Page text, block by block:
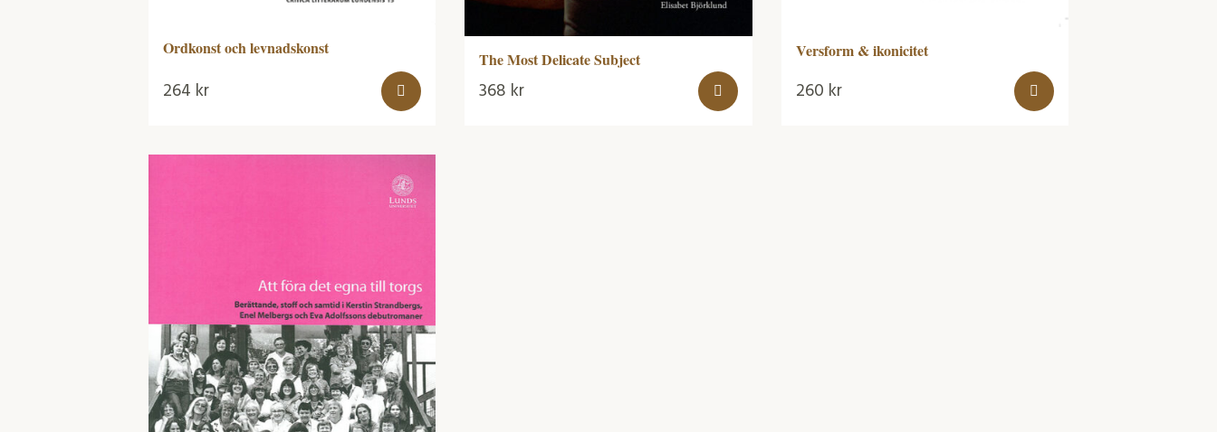
Ordkonst och levnadskonst
264 kr
The Most Delicate Subject
368 kr
Versform & ikonicitet
260 kr